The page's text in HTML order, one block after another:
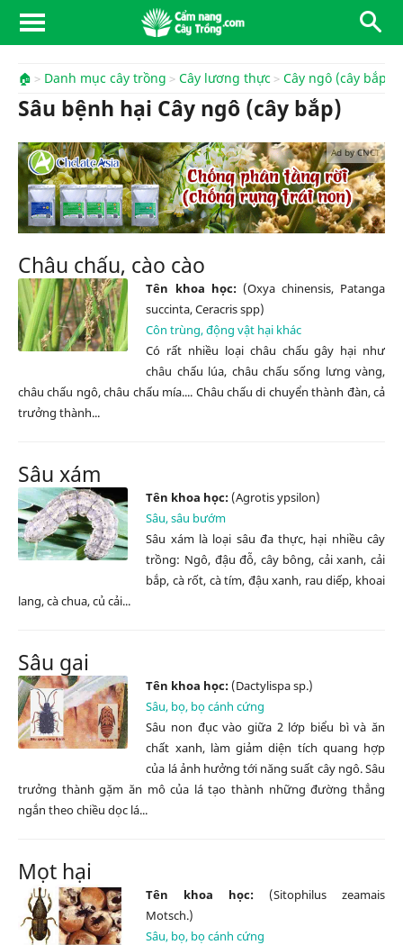
🏠 Danh mục cây trồng Cây lương thực Cây ngô (cây bắp)
Sâu bệnh hại Cây ngô (cây bắp)
Ad by CNCT
Châu chấu, cào cào
Tên khoa học: (Oxya chinensis, Patanga
succinta, Ceracris spp)
Côn trùng, động vật hại khác
Có rất nhiều loại châu chấu gây hại như
châu chấu lúa, châu chấu sống lưng vàng,
châu chấu ngô, châu chấu mía.... Châu chấu di chuyển thành đàn, cả
trưởng thành...
Sâu xám
Tên khoa học: (Agrotis ypsilon)
Sâu, sâu bướm
Sâu xám là loại sâu đa thực, hại nhiều cây
trồng: Ngô, đậu đỗ, cây bông, cải xanh, cải
bắp, cà rốt, cà tím, đậu xanh, rau diếp, khoai
lang, cà chua, củ cải...
Sâu gai
Tên khoa học: (Dactylispa sp.)
Sâu, bọ, bọ cánh cứng
Sâu non đục vào giữa 2 lớp biểu bì và ăn
chất xanh, làm giảm diện tích quang hợp
của lá ảnh h­ưởng tới năng suất cây ngô. Sâu
trư­ởng thành gặm ăn mô của lá tạo thành những đường thẳng
ngắn theo chiều dọc lá...
Mọt hại
Tên khoa học: (Sitophilus zeamais
Motsch.)
Sâu, bọ, bọ cánh cứng